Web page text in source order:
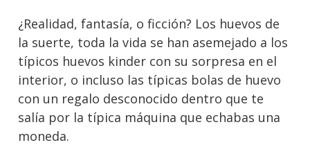
¿Realidad, fantasía, o ficción? Los huevos de
la suerte, toda la vida se han asemejado a los
típicos huevos kinder con su sorpresa en el
interior, o incluso las típicas bolas de huevo
con un regalo desconocido dentro que te
salía por la típica máquina que echabas una
moneda.